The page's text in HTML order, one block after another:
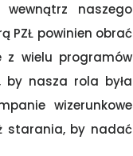
wewnątrz naszego
PZŁ powinien obrać
z wielu programów
by nasza rola była
wizerunkowe
starania, by nadać